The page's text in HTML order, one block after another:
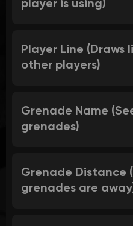
player is using)
Player Line (Draws
other players)
Grenade Name
grenades)
Grenade Distance
grenades are